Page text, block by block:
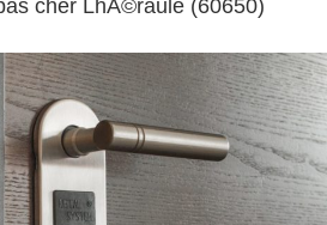
cher LhÃ©raule (60650)